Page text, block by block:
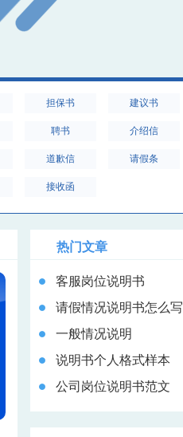
担保书 建议书
聘书 介绍信
道歉信 请假条
接收函
热门文章
客服岗位说明书
请假情况说明书怎么写
一般情况说明
说明书个人格式样本
公司岗位说明书范文